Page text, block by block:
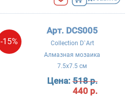
-15%
Арт. DCS005
Collection D`Art
Алмазная мозаика
7.5x7.5 см
Цена:518 р.
440 р.